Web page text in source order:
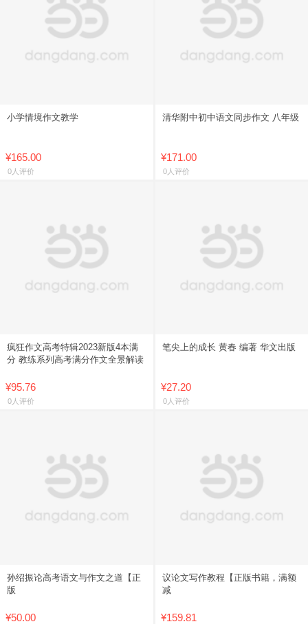
小学情境作文教学
¥165.00
0人评价
清华附中初中语文同步作文 八年级
¥171.00
0人评价
疯狂作文高考特辑2023新版4本满
分 教练系列高考满分作文全景解读
¥95.76
0人评价
笔尖上的成长 黄春 编著 华文出版
¥27.20
0人评价
孙绍振论高考语文与作文之道【正
版
¥50.00
议论文写作教程【正版书籍，满额
减
¥159.81